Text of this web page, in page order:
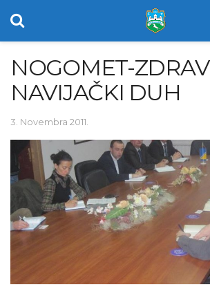
NOGOMET-ZDRAV
NAVIJAČKI DUH
3. Novembra 2011.